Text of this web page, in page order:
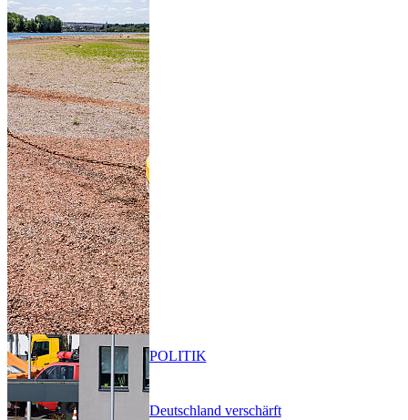
Deutschland verschärft
POLITIK